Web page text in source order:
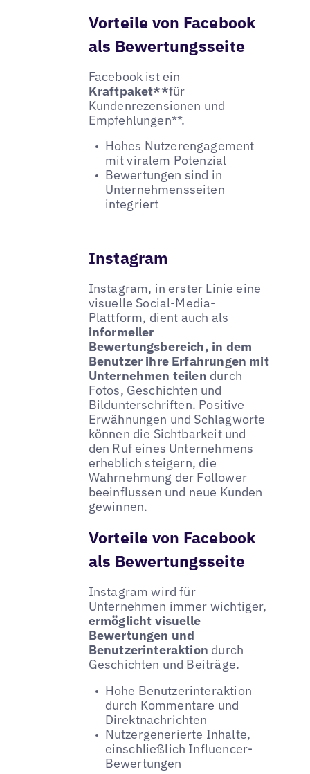
Vorteile von Facebook
als Bewertungsseite
Facebook ist ein
Kraftpaket**für
Kundenrezensionen und
Empfehlungen**.
Hohes Nutzerengagement
mit viralem Potenzial
Bewertungen sind in
Unternehmensseiten
integriert
Instagram
Instagram, in erster Linie eine
visuelle Social-Media-
Plattform, dient auch als
informeller
Bewertungsbereich, in dem
Benutzer ihre Erfahrungen mit
Unternehmen teilen durch
Fotos, Geschichten und
Bildunterschriften. Positive
Erwähnungen und Schlagworte
können die Sichtbarkeit und
den Ruf eines Unternehmens
erheblich steigern, die
Wahrnehmung der Follower
beeinflussen und neue Kunden
gewinnen.
Vorteile von Facebook
als Bewertungsseite
Instagram wird für
Unternehmen immer wichtiger,
ermöglicht visuelle
Bewertungen und
Benutzerinteraktion durch
Geschichten und Beiträge.
Hohe Benutzerinteraktion
durch Kommentare und
Direktnachrichten
Nutzergenerierte Inhalte,
einschließlich Influencer-
Bewertungen